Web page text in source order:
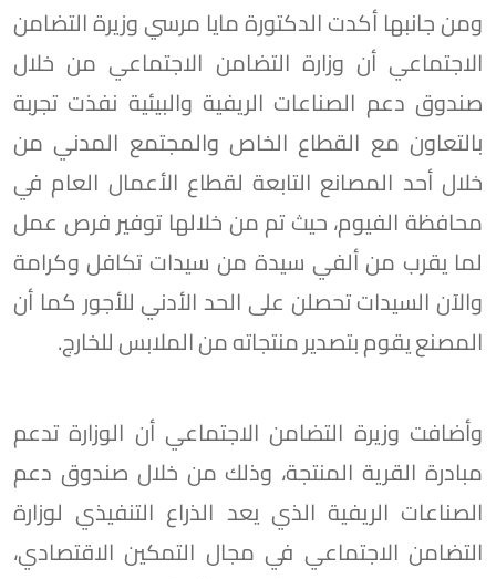
ومن جانبها أكدت الدكتورة مايا مرسي وزيرة التضامن
الاجتماعي أن وزارة التضامن الاجتماعي من خلال
صندوق دعم الصناعات الريفية والبيئية نفذت تجربة
بالتعاون مع القطاع الخاص والمجتمع المدني من
خلال أحد المصانع التابعة لقطاع الأعمال العام في
محافظة الفيوم، حيث تم من خلالها توفير فرص عمل
لما يقرب من ألفي سيدة من سيدات تكافل وكرامة
والآن السيدات تحصلن على الحد الأدني للأجور كما أن
المصنع يقوم بتصدير منتجاته من الملابس للخارج.
وأضافت وزيرة التضامن الاجتماعي أن الوزارة تدعم
مبادرة القرية المنتجة، وذلك من خلال صندوق دعم
الصناعات الريفية الذي يعد الذراع التنفيذي لوزارة
التضامن الاجتماعي في مجال التمكين الاقتصادي،